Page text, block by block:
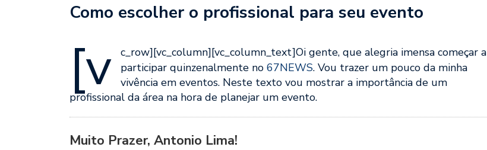
Como escolher o profissional para seu evento
[v
c_row][vc_column][vc_column_text]Oi gente, que alegria imensa começar a
participar quinzenalmente no 67NEWS. Vou trazer um pouco da minha
vivência em eventos. Neste texto vou mostrar a importância de um
profissional da área na hora de planejar um evento.
Muito Prazer, Antonio Lima!